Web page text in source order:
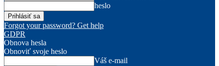
heslo
Forgot your password? Get help
GDPR
Obnova hesla
Obnoviť svoje heslo
Váš e-mail